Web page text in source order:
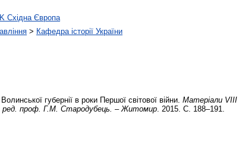
Східна Європа
> Кафедра історії України
губернії в роки Першої світової війни. Матеріали VІІІ
ред. проф. Г.М. Стародубець. – Житомир . 2015. С. 188–191.